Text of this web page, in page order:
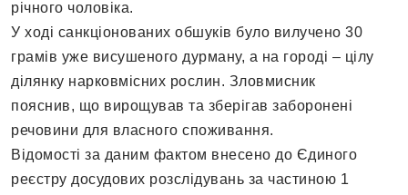
річного чоловіка.
У ході санкціонованих обшуків було вилучено 30
грамів уже висушеного дурману, а на городі – цілу
ділянку нарковмісних рослин. Зловмисник
пояснив, що вирощував та зберігав заборонені
речовини для власного споживання.
Відомості за даним фактом внесено до Єдиного
реєстру досудових розслідувань за частиною 1